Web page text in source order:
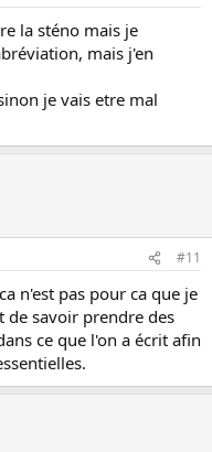
la sténo mais je
mais j'en
je vais etre mal
#11
n'est pas pour ca que je
de savoir prendre des
ce que l'on a écrit afin